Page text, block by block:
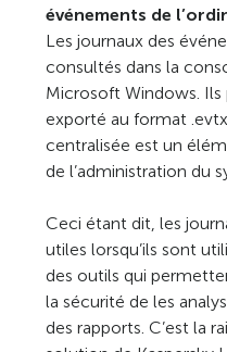
événements de
Les journaux des
consultés dans la
Microsoft Windows.
exporté au format
centralisée est un
de l’administration du
Ceci étant dit, les
utiles lorsqu’ils sont
des outils qui
la sécurité de les
des rapports. C’est la